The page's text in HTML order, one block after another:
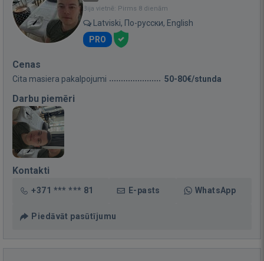
Bija vietnē: Pirms 8 dienām
Latviski, По-русски, English
PRO
Cenas
Cita masiera pakalpojumi 50-80€/stunda
Darbu piemēri
Kontakti
+371 *** *** 81 E-pasts WhatsApp
Piedāvāt pasūtījumu